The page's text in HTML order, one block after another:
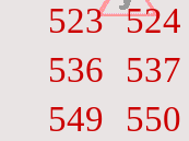
523 524
536
537
549
550